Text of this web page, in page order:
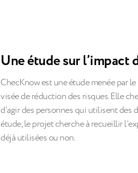
Une étude sur l’impact
ChecKnow est une étude menée par
visée de réduction des risques. Elle
d’agir des personnes qui utilisent des
étude, le projet cherche à recueillir
déjà utilisées ou non.